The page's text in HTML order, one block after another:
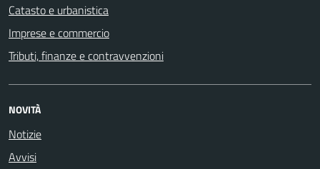
Catasto e urbanistica
Imprese e commercio
Tributi, finanze e contravvenzioni
NOVITÀ
Notizie
Avvisi